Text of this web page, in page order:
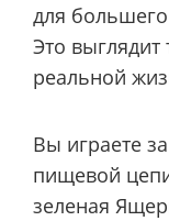
для большего
Это выглядит
реальной
Вы играете
пищевой
зеленая